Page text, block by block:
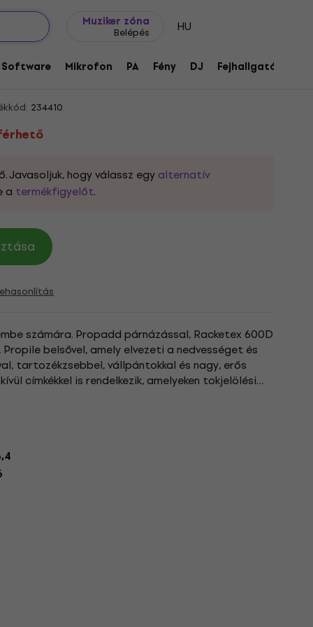
Muziker zóna
Belépés HU
Software Mikrofon PA Fény DJ Fejhallgató
00 Djembetáska
234410
Javasoljuk, hogy válassz egy alternatív
a termékfigyelőt.
számára. Propadd párnázással, Racketex 600D
belsővel, amely elvezeti a nedvességet és
tartozékzsebbel, vállpántokkal és nagy, erős
címkékkel is rendelkezik, amelyeken tokjelölési